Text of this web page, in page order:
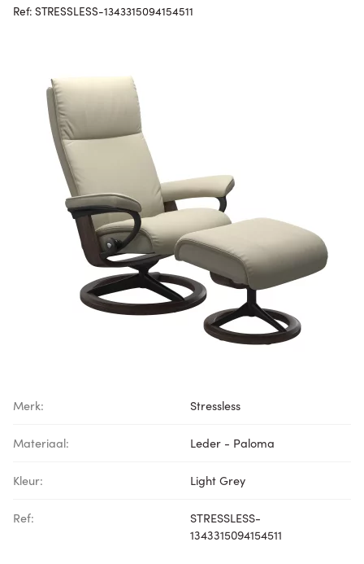
Ref: STRESSLESS-1343315094154511
Merk: Stressless
Materiaal: Leder - Paloma
Kleur: Light Grey
Ref:
STRESSLESS-
1343315094154511